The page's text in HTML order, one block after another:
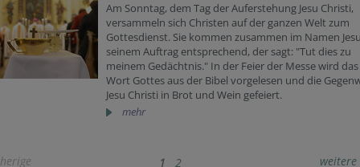
Am Sonntag, dem Tag der Auferstehung Jesu Christi,
versammeln sich Christen auf der ganzen Welt zum
Gottesdienst. Sie kommen zusammen im Namen
seinem Auftrag entsprechend, der sagt: "Tut dies zu
meinem Gedächtnis." In der Feier der Messe wird das
Wort Gottes aus der Bibel vorgelesen und die
Jesu Christi in Brot und Wein gefeiert.
mehr
1 2 weitere